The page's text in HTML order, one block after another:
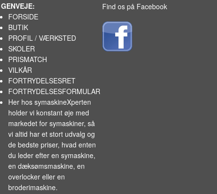
GENVEJE:
FORSIDE
BUTIK
PROFIL / VÆRKSTED
SKOLER
PRISMATCH
VILKÅR
FORTRYDELSESRET
FORTRYDELSESFORMULAR
Her hos symaskineXperten
holder vi konstant øje med
markedet forsymaskiner, så
vi altid har et stort udvalg og
de bedste priser, hvad enten
du leder efter en symaskine,
en dæksømsmaskine, en
overlocker eller en
broderimaskine.
Find os på Facebook